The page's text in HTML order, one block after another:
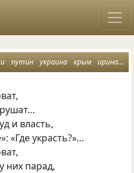
путин украина крым ирина самарина
и власть,
«Где украсть?»…
них парад,